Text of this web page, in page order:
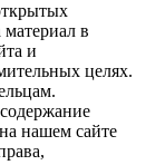
в
и
целях.
нашем сайте